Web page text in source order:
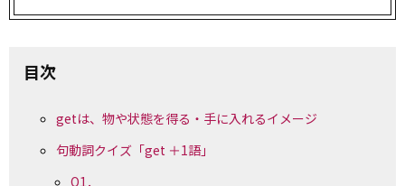
目次
getは、物や状態を得る・手に入れるイメージ
句動詞クイズ「get ＋1語」
Q1．